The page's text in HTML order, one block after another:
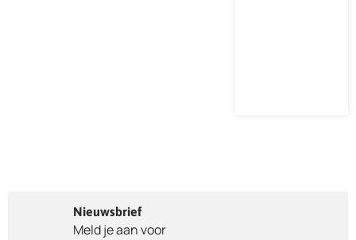
Nieuwsbrief
Meld je aan voor